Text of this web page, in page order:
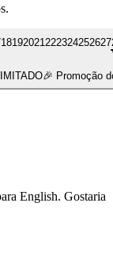
18192021 222324252627
🎉 Promoção
English. Gostaria